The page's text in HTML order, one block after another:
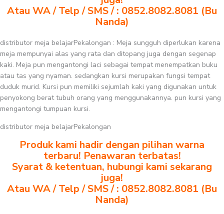
Atau WA / Telp / SMS / : 0852.8082.8081 (Bu
Nanda)
distributor meja belajarPekalongan : Meja sungguh diperlukan karena
meja mempunyai alas yang rata dan ditopang juga dengan segenap
kaki. Meja pun mengantongi laci sebagai tempat menempatkan buku
atau tas yang nyaman. sedangkan kursi merupakan fungsi tempat
duduk murid. Kursi pun memiliki sejumlah kaki yang digunakan untuk
penyokong berat tubuh orang yang menggunakannya. pun kursi yang
mengantongi tumpuan kursi.
distributor meja belajarPekalongan
Produk kami hadir dengan pilihan warna
terbaru! Penawaran terbatas!
Syarat & ketentuan, hubungi kami sekarang
juga!
Atau WA / Telp / SMS / : 0852.8082.8081 (Bu
Nanda)